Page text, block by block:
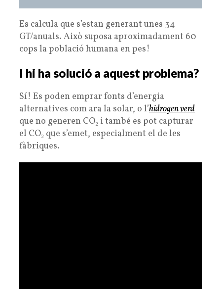
Es calcula que s’estan generant unes 34
GT/anuals. Això suposa aproximadament 60
cops la població humana en pes!
I hi ha solució a aquest problema?
Sí! Es poden emprar fonts d’energia
alternatives com ara la solar, o l’hidrogen verd
que no generen CO₂ i també es pot capturar
el CO₂ que s’emet, especialment el de les
fàbriques.